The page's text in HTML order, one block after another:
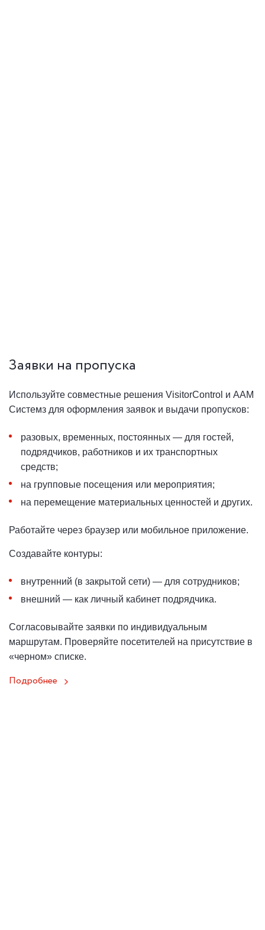
Заявки на пропуска
Используйте совместные решения VisitorControl и ААМ
Системз для оформления заявок и выдачи пропусков:
разовых, временных, постоянных — для гостей,
подрядчиков, работников и их транспортных
средств;
на групповые посещения или мероприятия;
на перемещение материальных ценностей и других.
Работайте через браузер или мобильное приложение.
Создавайте контуры:
внутренний (в закрытой сети) — для сотрудников;
внешний — как личный кабинет подрядчика.
Согласовывайте заявки по индивидуальным
маршрутам. Проверяйте посетителей на присутствие в
«черном» списке.
Подробнее